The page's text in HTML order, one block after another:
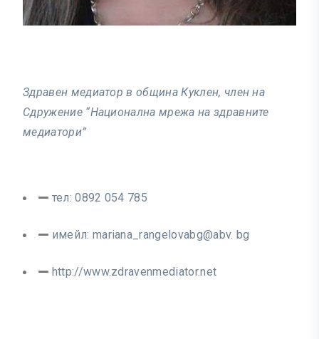
Здравен медиатор в община Куклен, член на
Сдружение “Национална мрежа на здравните
медиатори”
тел: 0892 054 785
имейл: mariana_rangelovabg@abv. bg
http://www.zdravenmediator.net